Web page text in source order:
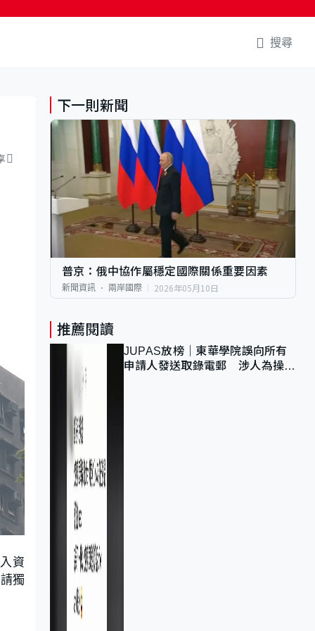
搜尋
資
獨
下一則新聞
普京：俄中協作屬穩定國際關係重要因素
新聞資訊 兩岸國際 2026年05月10日
推薦閱讀
JUPAS放榜｜東華學院誤向所有
申請人發送取錄電郵 涉人為操作